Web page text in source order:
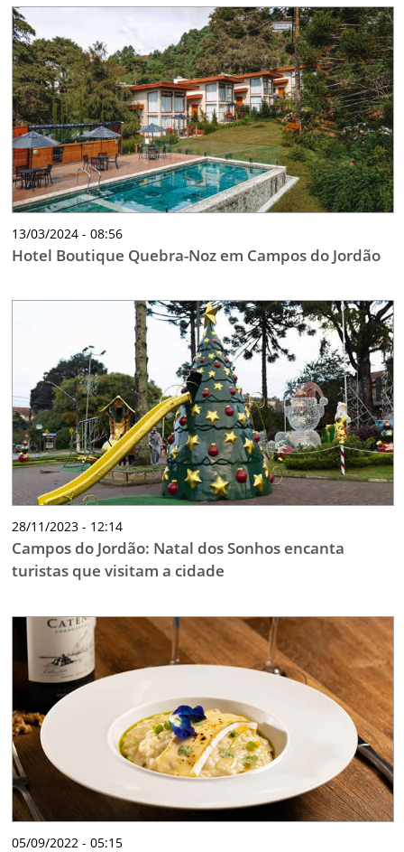
13/03/2024 - 08:56
Hotel Boutique Quebra-Noz em Campos do Jordão
28/11/2023 - 12:14
Campos do Jordão: Natal dos Sonhos encanta
turistas que visitam a cidade
05/09/2022 - 05:15